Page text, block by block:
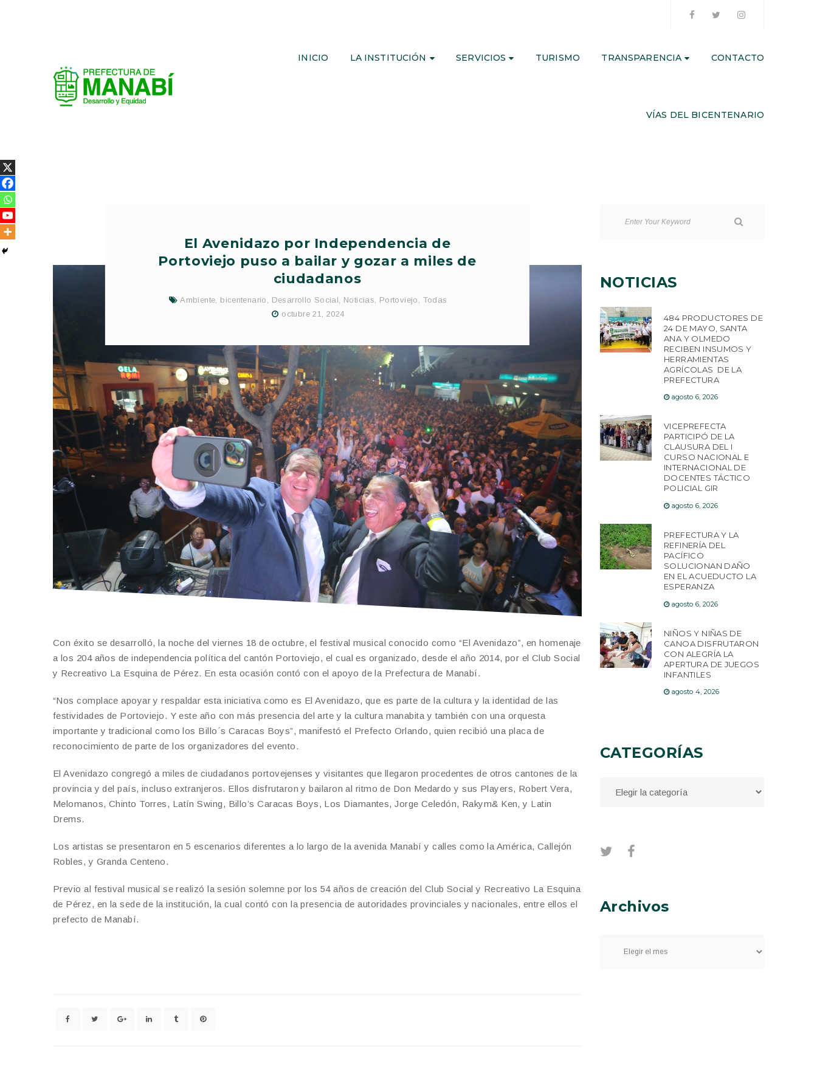
INICIO LA INSTITUCIÓN SERVICIOS TURISMO TRANSPARENCIA CONTACTO
VÍAS DEL BICENTENARIO
El Avenidazo por Independencia de
Portoviejo puso a bailar y gozar a miles de
ciudadanos
Ambiente, bicentenario , Desarrollo Social, Noticias, Portoviejo , Todas
octubre 21, 2024
Con éxito se desarrolló, la noche del viernes 18 de octubre, el festival musical conocido como “El Avenidazo”, en homenaje
a los 204 años de independencia política del cantón Portoviejo, el cual es organizado, desde el año 2014, por el Club Social
y Recreativo La Esquina de Pérez. En esta ocasión contó con el apoyo de la Prefectura de Manabí.
“Nos complace apoyar y respaldar esta iniciativa como es El Avenidazo, que es parte de la cultura y la identidad de las
festividades de Portoviejo. Y este año con más presencia del arte y la cultura manabita y también con una orquesta
importante y tradicional como los Billo´s Caracas Boys”, manifestó el Prefecto Orlando, quien recibió una placa de
reconocimiento de parte de los organizadores del evento.
El Avenidazo congregó a miles de ciudadanos portovejenses y visitantes que llegaron procedentes de otros cantones de la
provincia y del país, incluso extranjeros. Ellos disfrutaron y bailaron al ritmo de Don Medardo y sus Players, Robert Vera,
Melomanos, Chinto Torres, Latín Swing, Billo’s Caracas Boys, Los Diamantes, Jorge Celedón, Rakym& Ken, y Latin
Drems.
Los artistas se presentaron en 5 escenarios diferentes a lo largo de la avenida Manabí y calles como la América, Callejón
Robles, y Granda Centeno.
Previo al festival musical se realizó la sesión solemne por los 54 años de creación del Club Social y Recreativo La Esquina
de Pérez, en la sede de la institución, la cual contó con la presencia de autoridades provinciales y nacionales, entre ellos el
prefecto de Manabí.
NOTICIAS
484 PRODUCTORES DE
24 DE MAYO, SANTA
ANA Y OLMEDO
RECIBEN INSUMOS Y
HERRAMIENTAS
AGRÍCOLAS DE LA
PREFECTURA
agosto 6, 2026
VICEPREFECTA
PARTICIPÓ DE LA
CLAUSURA DEL I
CURSO NACIONAL E
INTERNACIONAL DE
DOCENTES TÁCTICO
POLICIAL GIR
agosto 6, 2026
PREFECTURA Y LA
REFINERÍA DEL
PACÍFICO
SOLUCIONAN DAÑO
EN EL ACUEDUCTO LA
ESPERANZA
agosto 6, 2026
NIÑOS Y NIÑAS DE
CANOA DISFRUTARON
CON ALEGRÍA LA
APERTURA DE JUEGOS
INFANTILES
agosto 4, 2026
CATEGORÍAS
Archivos